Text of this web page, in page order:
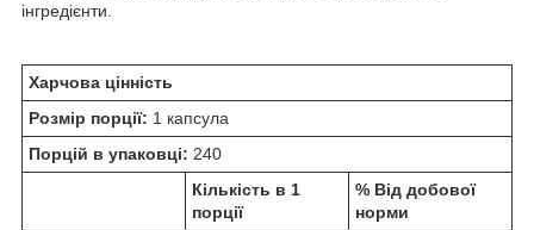
інгредієнти.
Харчова цінність
Розмір порції: 1 капсула
Порцій в упаковці: 240
Кількість в 1
порції
% Від добової
норми